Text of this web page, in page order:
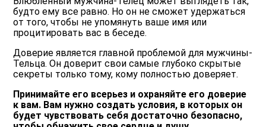
будто ему все равно. Но он не сможет удержаться
от того, чтобы не упомянуть ваше имя или
процитировать вас в беседе.
Доверие является главной проблемой для мужчины-
Тельца. Он доверит свои самые глубоко скрытые
секреты только тому, кому полностью доверяет.
Принимайте его всерьез и охраняйте его доверие
к вам. Вам нужно создать условия, в которых он
будет чувствовать себя достаточно безопасно,